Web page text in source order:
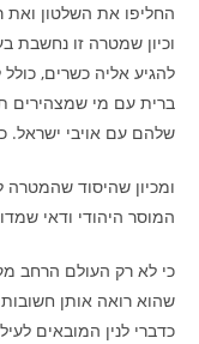
החליפו את השלטון
וכיון שמטרה זו נחשבת
להגיע אליה כשרים,
ברית עם מי שמצהירים
שלהם עם אויבי
ומכיון שהיסוד
המוסר היהודי ודאי
כי לא רק העולם הרחב
שהוא רואה אותן חשובות
כדברי לנין המובאים